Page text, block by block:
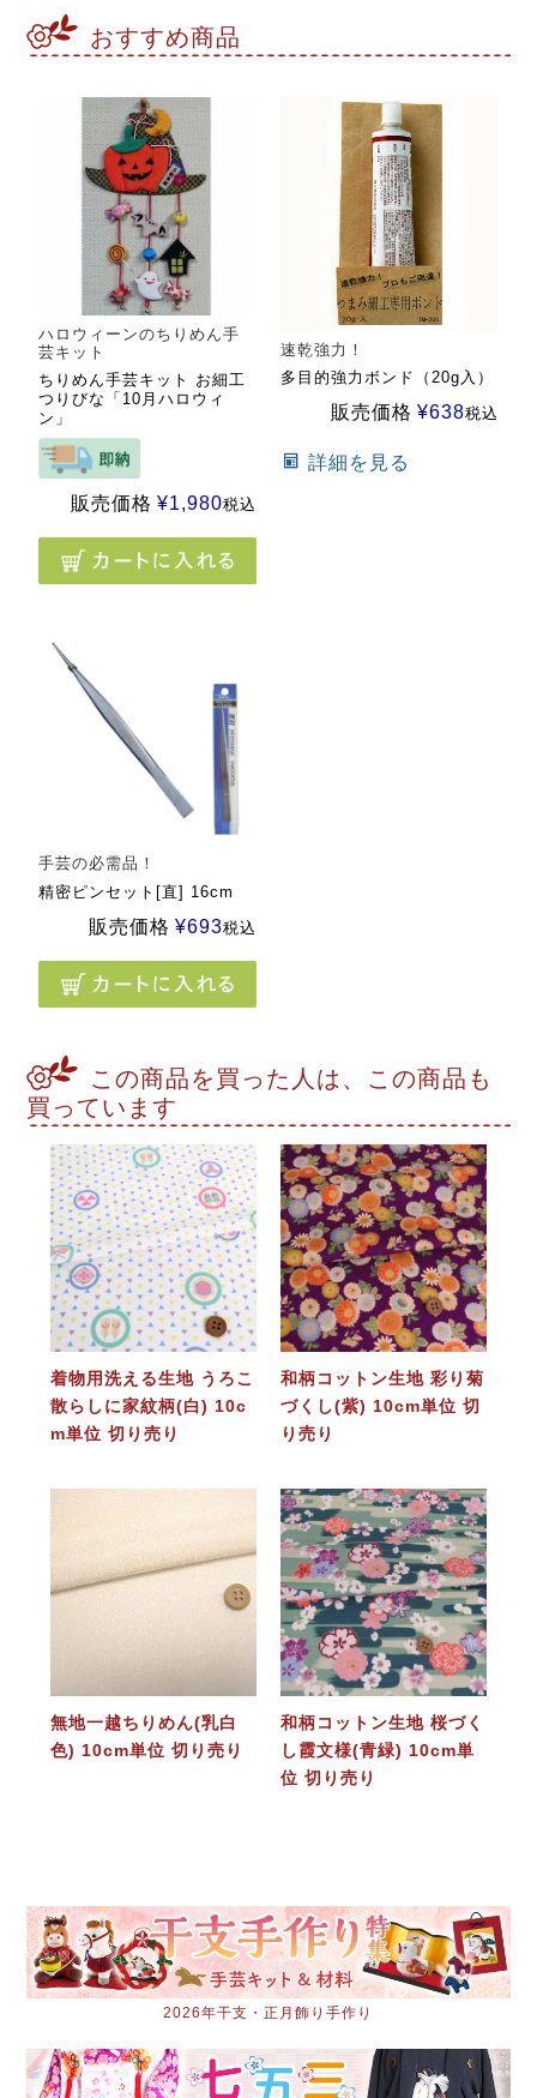
おすすめ商品
ハロウィーンのちりめん手
芸キット
ちりめん手芸キット お細工
つりびな「10月ハロウィ
ン」
販売価格 ¥1,980税込
速乾強力！
多目的強力ボンド（20g入）
販売価格 ¥638税込
詳細を見る
手芸の必需品！
精密ピンセット[直] 16cm
販売価格 ¥693税込
この商品を買った人は、この商品も
買っています
着物用洗える生地 うろこ
散らしに家紋柄(白) 10c
m単位 切り売り
和柄コットン生地 彩り菊
づくし(紫) 10cm単位 切
り売り
無地一越ちりめん(乳白
色) 10cm単位 切り売り
和柄コットン生地 桜づく
し霞文様(青緑) 10cm単
位 切り売り
2026年干支・正月飾り手作り